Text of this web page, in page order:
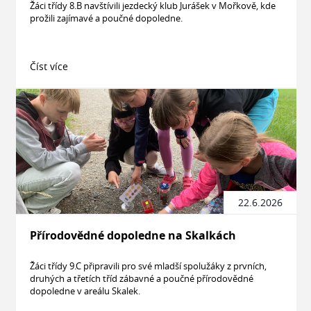
Žáci třídy 8.B navštívili jezdecký klub Jurášek v Mořkově, kde
prožili zajímavé a poučné dopoledne.
Číst více
22.6.2026
Přírodovědné dopoledne na Skalkách
Žáci třídy 9.C připravili pro své mladší spolužáky z prvních,
druhých a třetích tříd zábavné a poučné přírodovědné
dopoledne v areálu Skalek.